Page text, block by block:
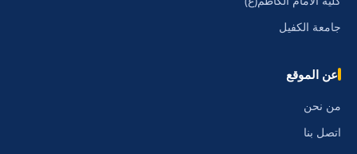
جامعة الكفيل
عن الموقع
من نحن
اتصل بنا